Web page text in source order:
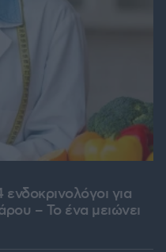
για
– Το ένα μειώνει